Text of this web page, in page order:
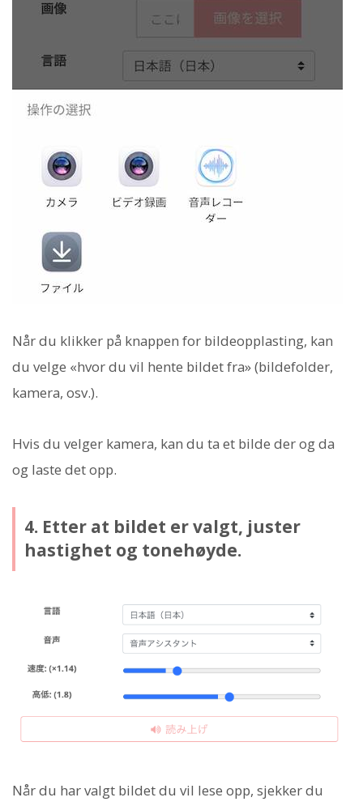
Når du klikker på knappen for bildeopplasting, kan
du velge «hvor du vil hente bildet fra» (bildefolder,
kamera, osv.).
Hvis du velger kamera, kan du ta et bilde der og da
og laste det opp.
4. Etter at bildet er valgt, juster
hastighet og tonehøyde.
Når du har valgt bildet du vil lese opp, sjekker du